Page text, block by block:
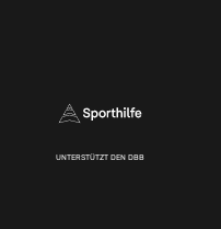
UNTERSTÜTZT DEN DBB